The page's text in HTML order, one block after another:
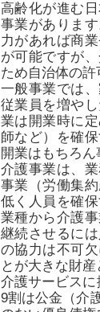
高齢化が進む
事業がありま
力があれば商
が可能ですが
ため自治体の
一般事業では
従業員を増や
業は開業時に
師など）を確
開業はもちろ
介護事業は、
事業（労働集
低く人員を確
業種から介護
継続させるに
の協力は不可
とが大きな財産
介護サービス
9割は公金（介